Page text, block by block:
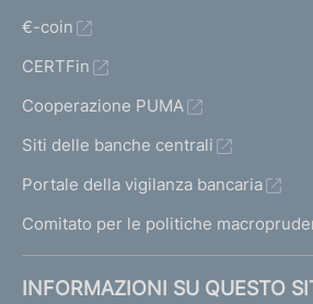
€-coin
CERTFin
Cooperazione PUMA
Siti delle banche centrali
Portale della vigilanza bancaria
Comitato per le politiche
INFORMAZIONI SU QUESTO